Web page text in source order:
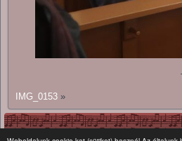
IMG_0153 »